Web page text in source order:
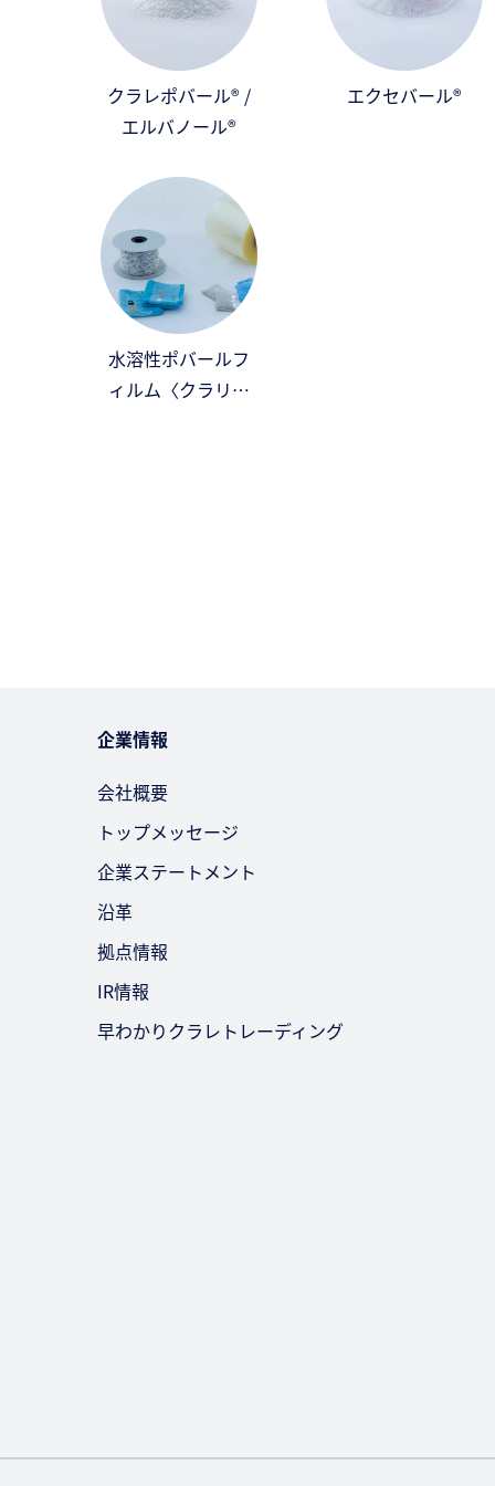
クラレポバール® /
エルバノール®
エクセバール®
水溶性ポバールフ
ィルム〈クラリア
企業情報
会社概要
トップメッセージ
企業ステートメント
沿革
拠点情報
IR情報
早わかりクラレトレーディング